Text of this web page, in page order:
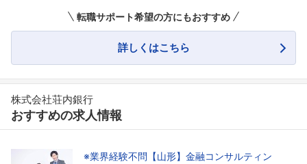
こちらの企業もフォローしませんか？
転職サポート希望の方にもおすすめ
詳しくはこちら
株式会社荘内銀行
おすすめの求人情報
※業界経験不問【山形】金融コンサルティン